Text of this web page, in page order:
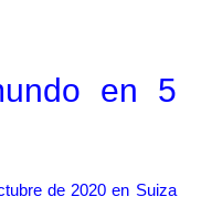
en 5
de 2020 en Suiza